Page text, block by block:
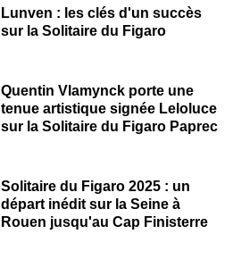
Lunven : les clés d'un succès
sur la Solitaire du Figaro
Quentin Vlamynck porte une
tenue artistique signée Leloluce
sur la Solitaire du Figaro Paprec
Solitaire du Figaro 2025 : un
départ inédit sur la Seine à
Rouen jusqu'au Cap Finisterre